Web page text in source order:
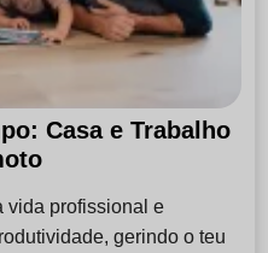
Casa e Trabalho
vida profissional e
gerindo o teu